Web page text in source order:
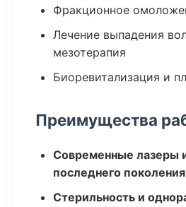
Фракционное
Лечение выпадения
мезотерапия
Биоревитализация и
Преимущества
Современные лазеры
последнего поколения
Стерильность и